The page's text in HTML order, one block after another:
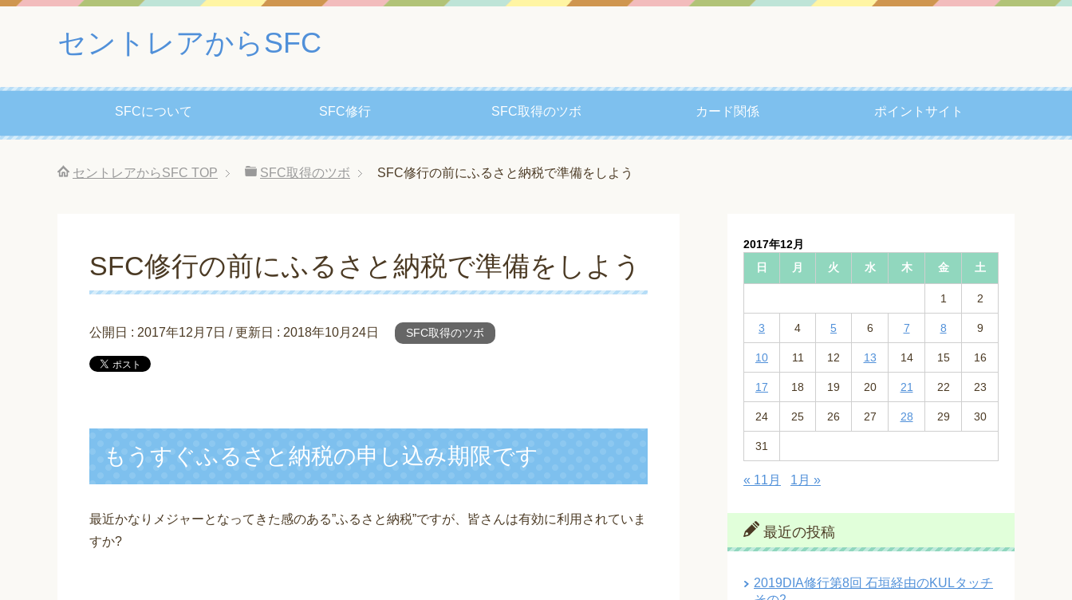
セントレアからSFC
SFCについて SFC修行 SFC取得のツボ カード関係 ポイントサイト
セントレアからSFC TOP SFC取得のツボ SFC修行の前にふるさと納税で準備をしよう
SFC修行の前にふるさと納税で準備をしよう
公開日 : 2017年12月7日 / 更新日 : 2018年10月24日 SFC取得のツボ
もうすぐふるさと納税の申し込み期限です
最近かなりメジャーとなってきた感のある”ふるさと納税”ですが、皆さんは有効に利用されていま
すか?
2017年12月
日
月 火 水 木 金 土
1 2
3 4 5 6 7 8 9
10 11 12 13 14 15 16
17 18 19 20 21 22 23
24 25 26 27 28 29 30
31
« 11月 1月 »
最近の投稿
2019DIA修行第8回 石垣経由のKULタッチ